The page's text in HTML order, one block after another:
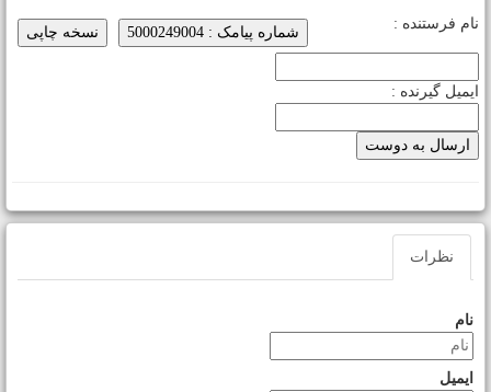
نسخه چاپی شماره پیامک : 5000249004
فرستنده :
گیرنده :
نظرات
نام
ایمیل